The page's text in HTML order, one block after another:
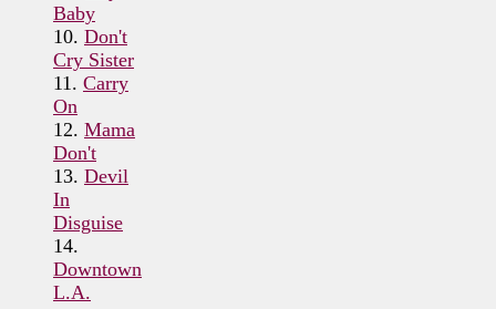
Baby
10. Don't
Cry Sister
11. Carry
On
12. Mama
Don't
13. Devil
In
Disguise
14.
Downtown
L.A.